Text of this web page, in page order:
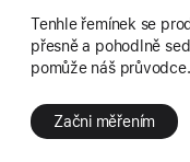
Tenhle řemínek se
přesně a pohodlně
pomůže náš průvodce.
Začni měřením